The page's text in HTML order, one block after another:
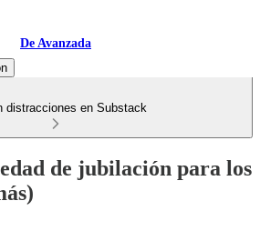
De Avanzada
distracciones en Substack
de jubilación para los